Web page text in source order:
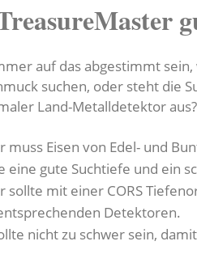
auf das abgestimmt
suchen, oder steht die
Land-Metalldetektor
Eisen von Edel- und
eine gute Suchtiefe und ein
mit einer CORS
Detektoren.
nicht zu schwer sein,